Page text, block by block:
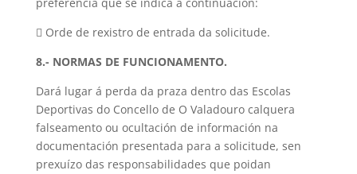
 Orde de rexistro de entrada da solicitude.
8.- NORMAS DE FUNCIONAMENTO.
Dará lugar á perda da praza dentro das Escolas
Deportivas do Concello de O Valadouro calquera
falseamento ou ocultación de información na
documentación presentada para a solicitude, sen
prexuízo das responsabilidades que poidan